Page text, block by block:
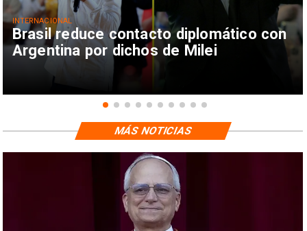
Brasil reduce contacto diplomático con
Argentina por dichos de Milei
INTERNACIONAL
MÁS NOTICIAS